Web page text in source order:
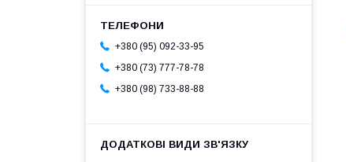
+380 (95) 092-33-95
+380 (73) 777-78-78
+380 (98) 733-88-88